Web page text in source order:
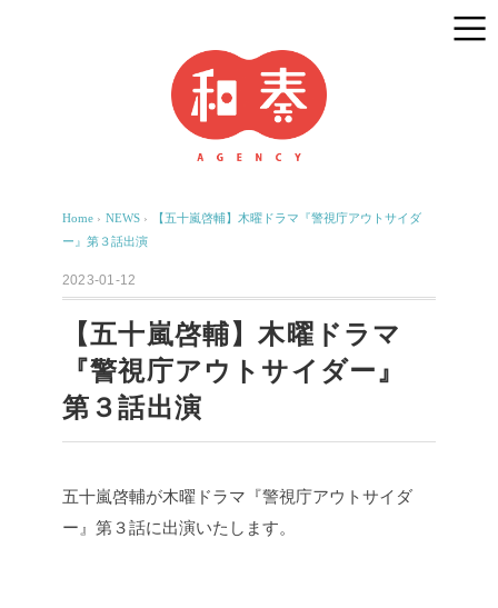
Home › NEWS ›
【五十嵐啓輔】木曜ドラマ『警視庁アウトサイダ
ー』第３話出演
2023-01-12
【五十嵐啓輔】木曜ドラマ
『警視庁アウトサイダー』
第３話出演
五十嵐啓輔が木曜ドラマ『警視庁アウトサイダ
ー』第３話に出演いたします。